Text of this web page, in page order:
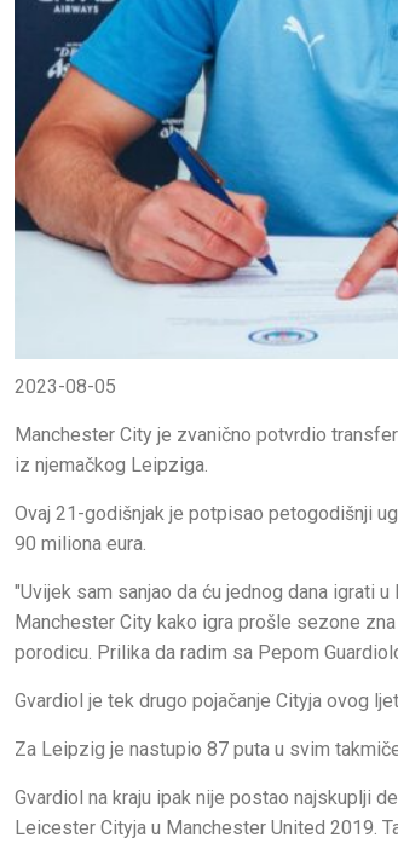
2023-08-05
Manchester City je zvanično potvrdio
iz njemačkog Leipziga.
Ovaj 21-godišnjak je potpisao petogodišnji
90 miliona eura.
"Uvijek sam sanjao da ću jednog dana igrati
Manchester City kako igra prošle sezone
porodicu. Prilika da radim sa Pepom
Gvardiol je tek drugo pojačanje Cityja ovog
Za Leipzig je nastupio 87 puta u svim
Gvardiol na kraju ipak nije postao najskuplji
Leicester Cityja u Manchester United 2019.